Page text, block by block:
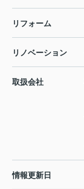
リフォーム
リノベーション
取扱会社
情報更新日